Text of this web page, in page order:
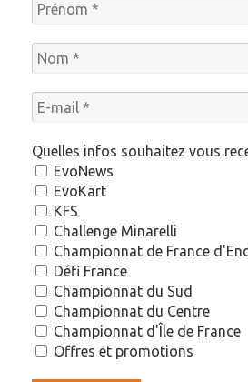
Quelles infos souhaitez vous
EvoNews
EvoKart
KFS
Challenge Minarelli
Championnat de France
Défi France
Championnat du Sud
Championnat du Centre
Championnat d'Île de France
Offres et promotions